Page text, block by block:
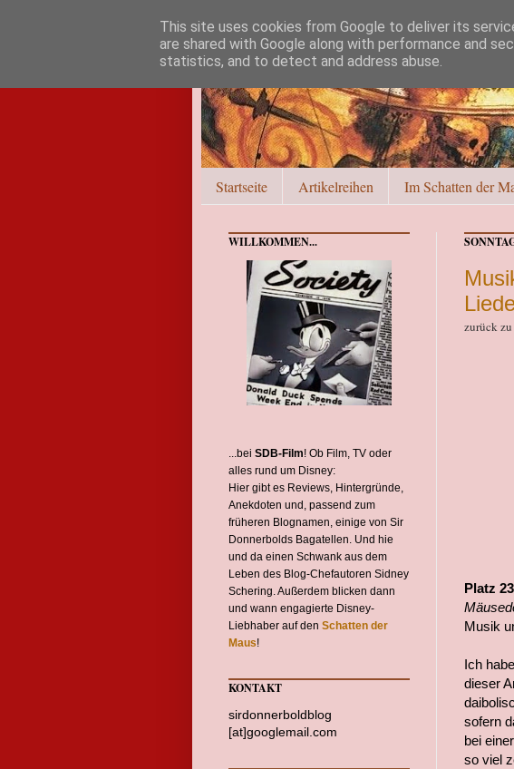
Startseite Artikelreihen Im Schatten der
zurück
Platz
Musik
Ich
dieser
sofern
bei
so viel
WILLKOMMEN...
...bei SDB-Film! Ob Film, TV oder
alles rund um Disney:
Hier gibt es Reviews, Hintergründe,
Anekdoten und, passend zum
früheren Blognamen, einige von Sir
Donnerbolds Bagatellen. Und hie
und da einen Schwank aus dem
Leben des Blog-Chefautoren Sidney
Schering. Außerdem blicken dann
und wann engagierte Disney-
Liebhaber auf den Schatten der
Maus!
KONTAKT
sirdonnerboldblog
[at]googlemail.com
This site uses cookies from Google to deliver its
are shared with Google along with performance and
statistics, and to detect and address abuse.